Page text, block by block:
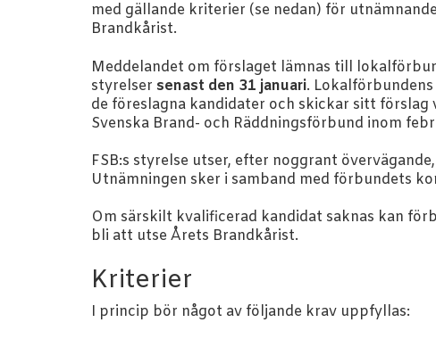
med gällande kriterier (se nedan) för
Brandkårist.
Meddelandet om förslaget lämnas till
styrelser senast den 31 januari.
de föreslagna kandidater och skickar sitt förslag
Svenska Brand- och Räddningsförbund inom
FSB:s styrelse utser, efter noggrant
Utnämningen sker i samband med förbundets
Om särskilt kvalificerad kandidat saknas kan
bli att utse Årets Brandkårist.
Kriterier
I princip bör något av följande krav uppfyllas: